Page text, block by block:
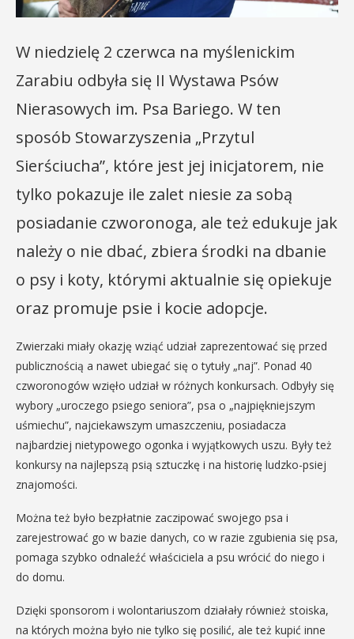
W niedzielę 2 czerwca na myślenickim
Zarabiu odbyła się II Wystawa Psów
Nierasowych im. Psa Bariego. W ten
sposób Stowarzyszenia „Przytul
Sierściucha”, które jest jej inicjatorem, nie
tylko pokazuje ile zalet niesie za sobą
posiadanie czworonoga, ale też edukuje jak
należy o nie dbać, zbiera środki na dbanie
o psy i koty, którymi aktualnie się opiekuje
oraz promuje psie i kocie adopcje.
Zwierzaki miały okazję wziąć udział zaprezentować się przed
publicznością a nawet ubiegać się o tytuły „naj”. Ponad 40
czworonogów wzięło udział w różnych konkursach. Odbyły się
wybory „uroczego psiego seniora”, psa o „najpiękniejszym
uśmiechu”, najciekawszym umaszczeniu, posiadacza
najbardziej nietypowego ogonka i wyjątkowych uszu. Były też
konkursy na najlepszą psią sztuczkę i na historię ludzko-psiej
znajomości.
Można też było bezpłatnie zaczipować swojego psa i
zarejestrować go w bazie danych, co w razie zgubienia się psa,
pomaga szybko odnaleźć właściciela a psu wrócić do niego i
do domu.
Dzięki sponsorom i wolontariuszom działały również stoiska,
na których można było nie tylko się posilić, ale też kupić inne